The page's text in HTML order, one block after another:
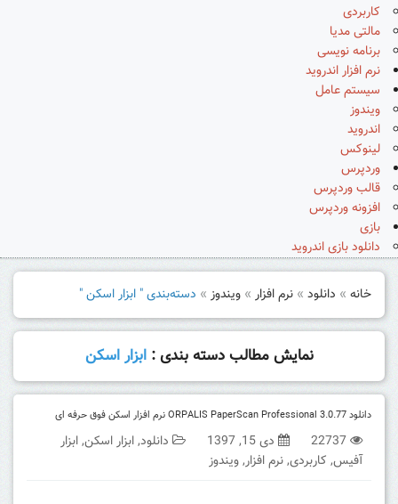
کاربردی
مالتی مدیا
برنامه نویسی
نرم افزار اندروید
سیستم عامل
ویندوز
اندروید
لینوکس
وردپرس
قالب وردپرس
افزونه وردپرس
بازی
دانلود بازی اندروید
خانه » دانلود » نرم افزار » ویندوز » دسته‌بندی " ابزار اسکن "
نمایش مطالب دسته بندی :ابزار اسکن
دانلود ORPALIS PaperScan Professional 3.0.77 نرم افزار اسکن فوق حرفه ای
22737 دی 15, 1397 دانلود,ابزار اسکن,ابزار
آفیس, کاربردی,نرم افزار,ویندوز